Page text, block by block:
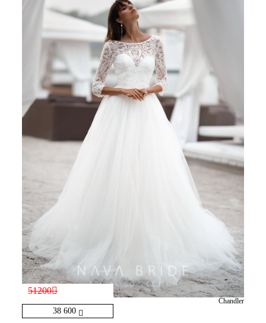
38 600
51200
Chandler